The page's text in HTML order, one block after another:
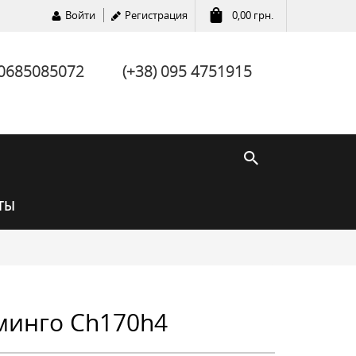
Войти Регистрация 0,00 грн.
(+38) 095 4751915
Ch170h4